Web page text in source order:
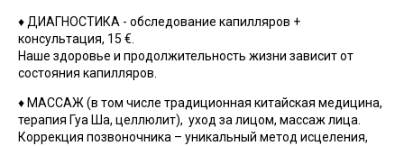
♦ ДИАГНОСТИКА - обследование капилляров +
консультация, 15 €.
Наше здоровье и продолжительность жизни зависит от
состояния капилляров.
♦ МАССАЖ (в том числе традиционная китайская медицина,
терапия Гуа Ша, целлюлит), уход за лицом, массаж лица.
Коррекция позвоночника – уникальный метод исцеления,